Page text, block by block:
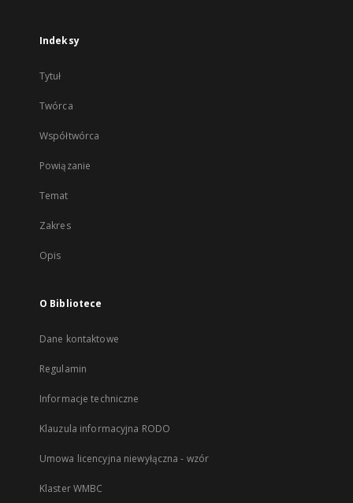
Indeksy
Tytuł
Twórca
Współtwórca
Powiązanie
Temat
Zakres
Opis
O Bibliotece
Dane kontaktowe
Regulamin
Informacje techniczne
Klauzula informacyjna RODO
Umowa licencyjna niewyłączna - wzór
Klaster WMBC